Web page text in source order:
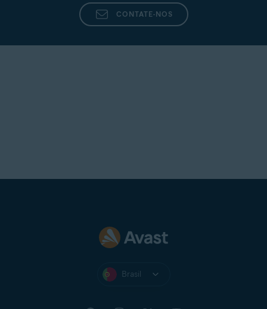
CONTATE-NOS
Brasil